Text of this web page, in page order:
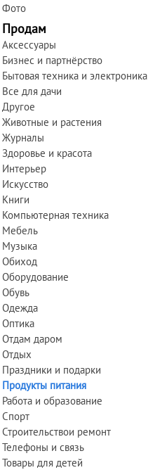
Фото
Продам
Аксессуары
Бизнес и партнёрство
Бытовая техника и электроника
Все для дачи
Другое
Животные и растения
Журналы
Здоровье и красота
Интерьер
Искусство
Книги
Компьютерная техника
Мебель
Музыка
Обиход
Оборудование
Обувь
Одежда
Оптика
Отдам даром
Отдых
Праздники и подарки
Продукты питания
Работа и образование
Спорт
Строительствои ремонт
Телефоны и связь
Товары для детей